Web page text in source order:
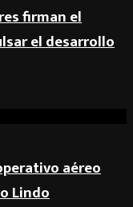
firman el
el desarrollo
aéreo
Lindo